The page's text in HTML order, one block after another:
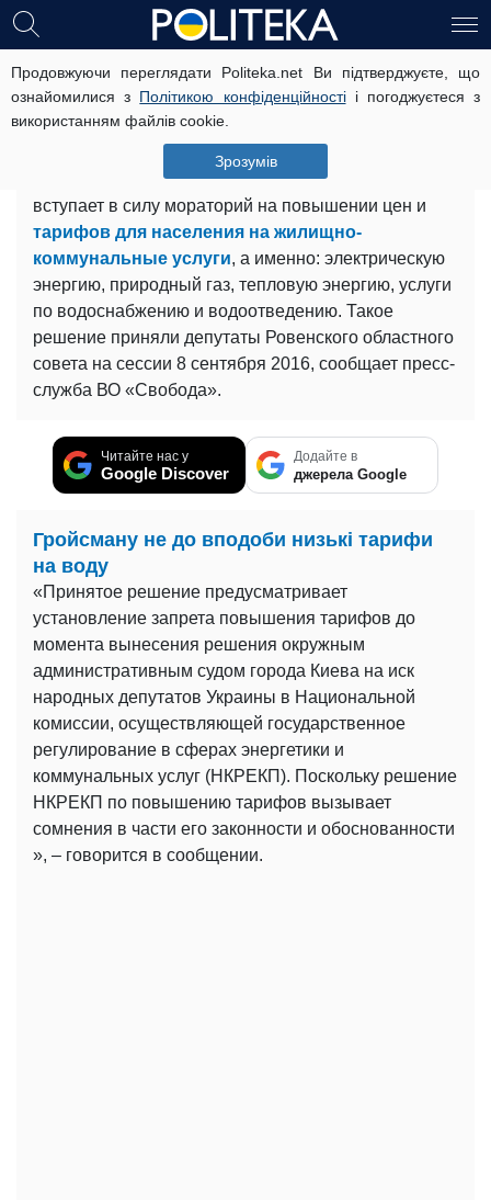
Продовжуючи переглядати Politeka.net Ви підтверджуєте, що
ознайомилися з Політикою конфіденційностіі погоджуєтеся з
використанням файлів cookie.
Зрозумів
На Ровенщине запретили повышать
коммунальные тарифы
С 1 октября на территории Ровенской области
вступает в силу мораторий на повышении цен и
тарифов для населения на жилищно-
коммунальные услуги, а именно: электрическую
энергию, природный газ, тепловую энергию, услуги
по водоснабжению и водоотведению. Такое
решение приняли депутаты Ровенского областного
совета на сессии 8 сентября 2016, сообщает пресс-
служба ВО «Свобода».
Читайте нас у
Google Discover
Додайте в
джерела Google
Гройсману не до вподоби низькі тарифи
на воду
«Принятое решение предусматривает
установление запрета повышения тарифов до
момента вынесения решения окружным
административным судом города Киева на иск
народных депутатов Украины в Национальной
комиссии, осуществляющей государственное
регулирование в сферах энергетики и
коммунальных услуг (НКРЕКП). Поскольку решение
НКРЕКП по повышению тарифов вызывает
сомнения в части его законности и обоснованности
», – говорится в сообщении.